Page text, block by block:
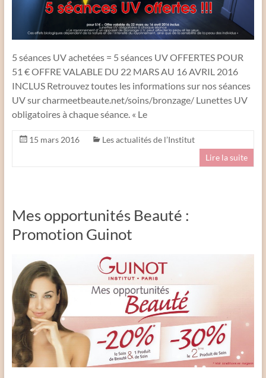
5 séances UV achetées = 5 séances UV OFFERTES POUR
51 € OFFRE VALABLE DU 22 MARS AU 16 AVRIL 2016
INCLUS Retrouvez toutes les informations sur nos séances
UV sur charmeetbeaute.net/soins/bronzage/ Lunettes UV
obligatoires à chaque séance. « Le
15 mars 2016
Les actualités de l’Institut
Lire la suite
Mes opportunités Beauté :
Promotion Guinot